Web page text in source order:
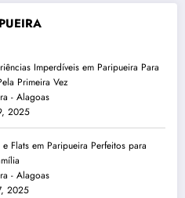
Imperdíveis em Paripueira Para
Primeira Vez
- Alagoas
2025
e Flats em Paripueira Perfeitos para
- Alagoas
2025